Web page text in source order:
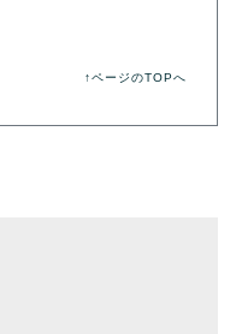
↑ページのTOPへ